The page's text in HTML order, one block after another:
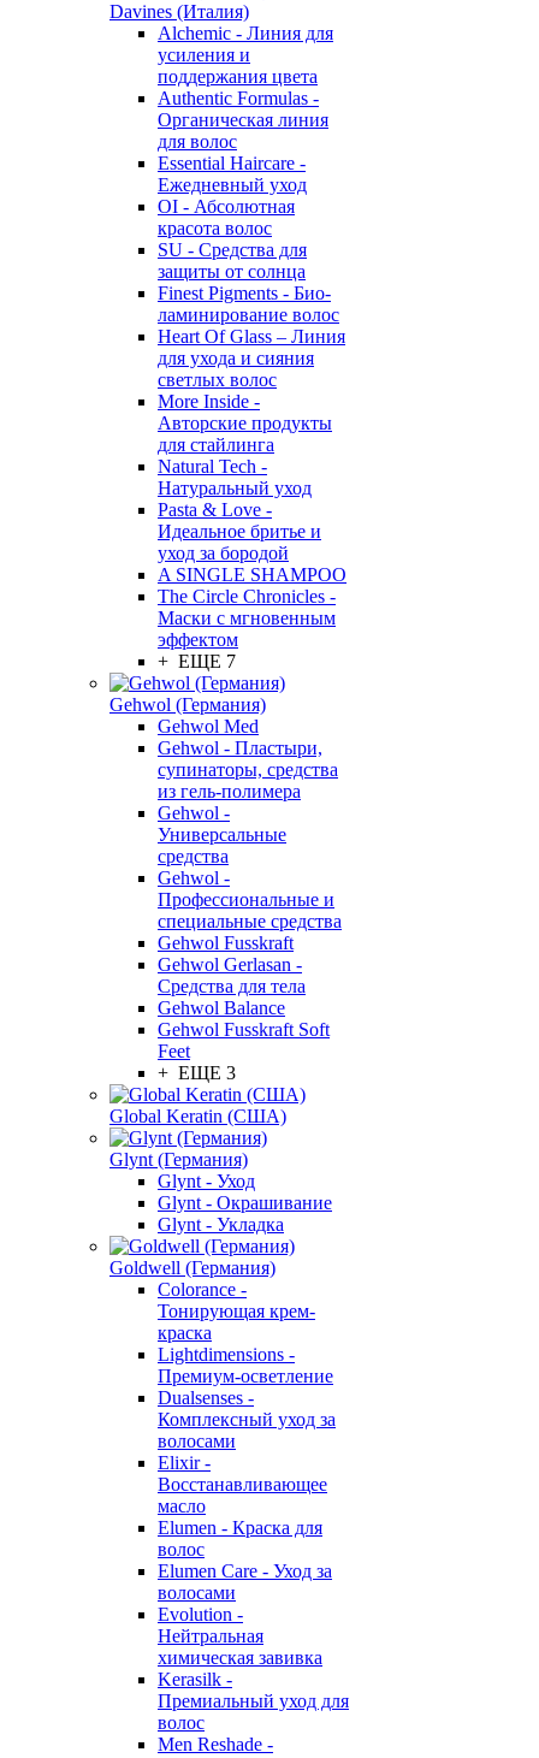
Davines (Италия)
Alchemic - Линия для
усиления и
поддержания цвета
Authentic Formulas -
Органическая линия
для волос
Essential Haircare -
Eжедневный уход
OI - Абсолютная
красота волос
SU - Средства для
защиты от солнца
Finest Pigments - Био-
ламинирование волос
Heart Of Glass – Линия
для ухода и сияния
светлых волос
More Inside -
Авторские продукты
для стайлинга
Natural Tech -
Натуральный уход
Pasta & Love -
Идеальное бритье и
уход за бородой
A SINGLE SHAMPOO
The Circle Chronicles -
Маски с мгновенным
эффектом
+ ЕЩЕ 7
Gehwol (Германия)
Gehwol Med
Gehwol - Пластыри,
супинаторы, средства
из гель-полимера
Gehwol -
Универсальные
средства
Gehwol -
Профессиональные и
специальные средства
Gehwol Fusskraft
Gehwol Gerlasan -
Средства для тела
Gehwol Balance
Gehwol Fusskraft Soft
Feet
+ ЕЩЕ 3
Global Keratin (США)
Glynt (Германия)
Glynt - Уход
Glynt - Окрашивание
Glynt - Укладка
Goldwell (Германия)
Colorance -
Тонирующая крем-
краска
Lightdimensions -
Премиум-осветление
Dualsenses -
Комплексный уход за
волосами
Elixir -
Восстанавливающее
масло
Elumen - Краска для
волос
Elumen Care - Уход за
волосами
Evolution -
Нейтральная
химическая завивка
Kerasilk -
Премиальный уход для
волос
Men Reshade -